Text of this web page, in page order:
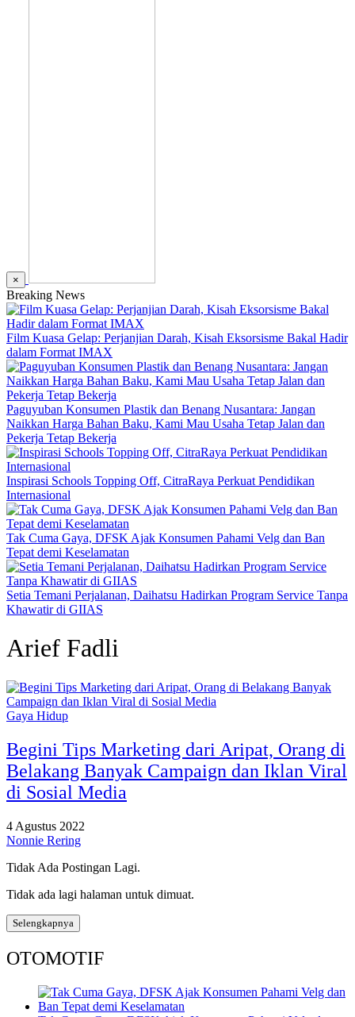
×
Breaking News
Film Kuasa Gelap: Perjanjian Darah, Kisah Eksorsisme Bakal Hadir
dalam Format IMAX
Paguyuban Konsumen Plastik dan Benang Nusantara: Jangan
Naikkan Harga Bahan Baku, Kami Mau Usaha Tetap Jalan dan
Pekerja Tetap Bekerja
Inspirasi Schools Topping Off, CitraRaya Perkuat Pendidikan
Internasional
Tak Cuma Gaya, DFSK Ajak Konsumen Pahami Velg dan Ban
Tepat demi Keselamatan
Setia Temani Perjalanan, Daihatsu Hadirkan Program Service Tanpa
Khawatir di GIIAS
Arief Fadli
Gaya Hidup
Begini Tips Marketing dari Aripat, Orang di
Belakang Banyak Campaign dan Iklan Viral
di Sosial Media
4 Agustus 2022
Nonnie Rering
Tidak Ada Postingan Lagi.
Tidak ada lagi halaman untuk dimuat.
Selengkapnya
OTOMOTIF